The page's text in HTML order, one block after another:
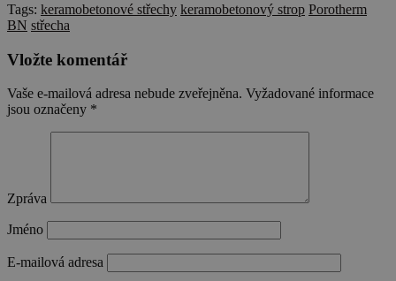
Tags: keramobetonové střechy keramobetonový strop Porotherm
BN střecha
Vložte komentář
Vaše e-mailová adresa nebude zveřejněna. Vyžadované informace
jsou označeny *
Zpráva
Jméno
E-mailová adresa